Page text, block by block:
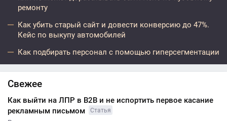
ремонту
Как убить старый сайт и довести конверсию до 47%.
Кейс по выкупу автомобилей
Как подбирать персонал с помощью гиперсегментации
Свежее
Как выйти на ЛПР в B2B и не испортить первое касание
рекламным письмом
Статья